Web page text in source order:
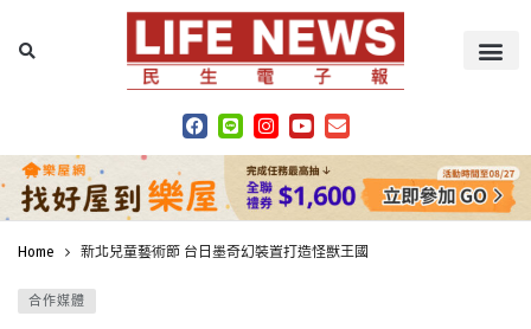
Home 新北兒童藝術節 台日墨奇幻裝置打造怪獸王國
合作媒體